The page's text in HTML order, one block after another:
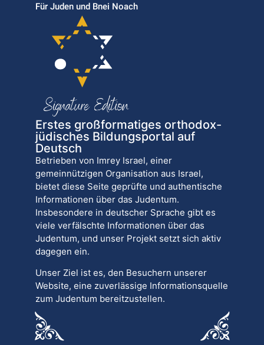
Für Juden und Bnei Noach
Erstes großformatiges orthodox-
jüdisches Bildungsportal auf
Deutsch
Betrieben von Imrey Israel, einer
gemeinnützigen Organisation aus Israel,
bietet diese Seite geprüfte und authentische
Informationen über das Judentum.
Insbesondere in deutscher Sprache gibt es
viele verfälschte Informationen über das
Judentum, und unser Projekt setzt sich aktiv
dagegen ein.
Unser Ziel ist es, den Besuchern unserer
Website, eine zuverlässige Informationsquelle
zum Judentum bereitzustellen.